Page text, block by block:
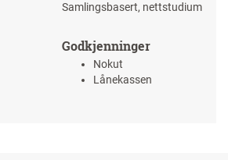
Samlingsbasert, nettstudium
Godkjenninger
Nokut
Lånekassen